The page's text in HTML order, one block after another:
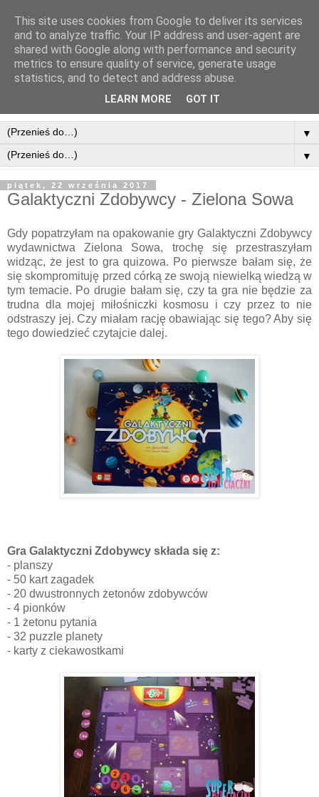
▼
▼
piątek, 22 września 2017
Galaktyczni Zdobywcy - Zielona Sowa
Gdy popatrzyłam na opakowanie gry Galaktyczni Zdobywcy
wydawnictwa Zielona Sowa, trochę się przestraszyłam
widząc, że jest to gra quizowa. Po pierwsze bałam się, że
się skompromituję przed córką ze swoją niewielką wiedzą w
tym temacie. Po drugie bałam się, czy ta gra nie będzie za
trudna dla mojej miłośniczki kosmosu i czy przez to nie
odstraszy jej. Czy miałam rację obawiając się tego? Aby się
tego dowiedzieć czytajcie dalej.
Gra Galaktyczni Zdobywcy składa się z:
- planszy
- 50 kart zagadek
- 20 dwustronnych żetonów zdobywców
- 4 pionków
- 1 żetonu pytania
- 32 puzzle planety
- karty z ciekawostkami
This site uses cookies from Google to deliver its services
and to analyze traffic. Your IP address and user-agent are
shared with Google along with performance and security
metrics to ensure quality of service, generate usage
statistics, and to detect and address abuse.
LEARN MORE GOT IT